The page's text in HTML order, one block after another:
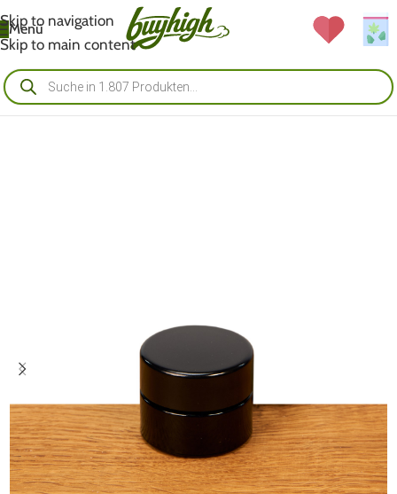
Skip to navigation
Skip to main content
Menü